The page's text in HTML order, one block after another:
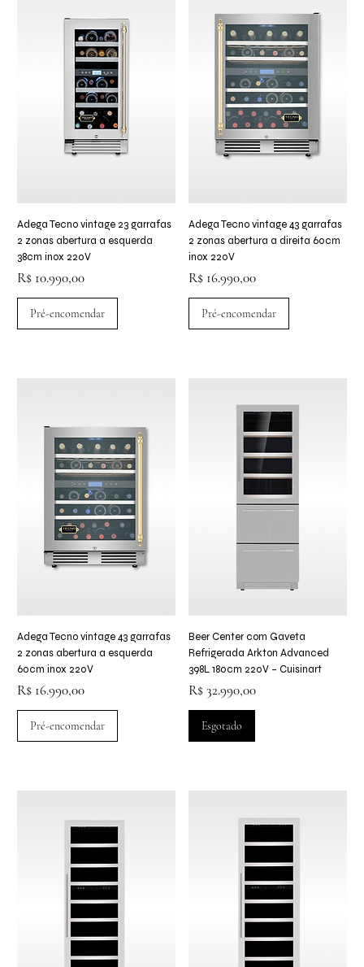
Adega Tecno vintage 23 garrafas
2 zonas abertura a esquerda
38cm inox 220V
Preço
R$ 10.990,00
Pré-encomendar
Adega Tecno vintage 43 garrafas
2 zonas abertura a direita 60cm
inox 220V
Preço
R$ 16.990,00
Pré-encomendar
Adega Tecno vintage 43 garrafas
2 zonas abertura a esquerda
60cm inox 220V
Preço
R$ 16.990,00
Pré-encomendar
Beer Center com Gaveta
Refrigerada Arkton Advanced
398L 180cm 220V – Cuisinart
Preço
R$ 32.990,00
Esgotado